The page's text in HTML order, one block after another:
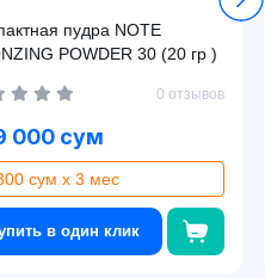
пудра NOTE
POWDER 30 (20 гр )
0 отзывов
000 сум
сум x 3 мес
в один клик